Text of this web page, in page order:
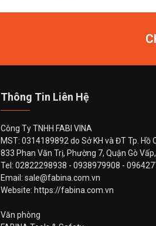
Thông Tin Liên Hệ
Công Ty TNHH FABI VINA
MST: 0314189892 do Sở KH và ĐT Tp.
833 Phan Văn Trị, Phường 7, Quận Gò Vấp,
Tel: 02822298938 - 0938979908 -
Email: sale@fabina.com.vn
Website: https://fabina.com.vn
Văn phòng